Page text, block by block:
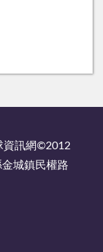
資訊網©2012
城鎮民權路